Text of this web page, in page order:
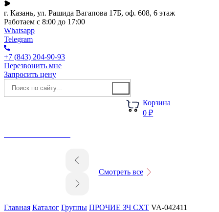
г. Казань, ул. Рашида Вагапова 17Б, оф. 608, 6 этаж
Работаем с 8:00 до 17:00
Whatsapp
Telegram
+7 (843) 204-90-93
Перезвонить мне
Запросить цену
Корзина
0 ₽
Смотреть все
Главная Каталог Группы ПРОЧИЕ ЗЧ СХТ VA-042411